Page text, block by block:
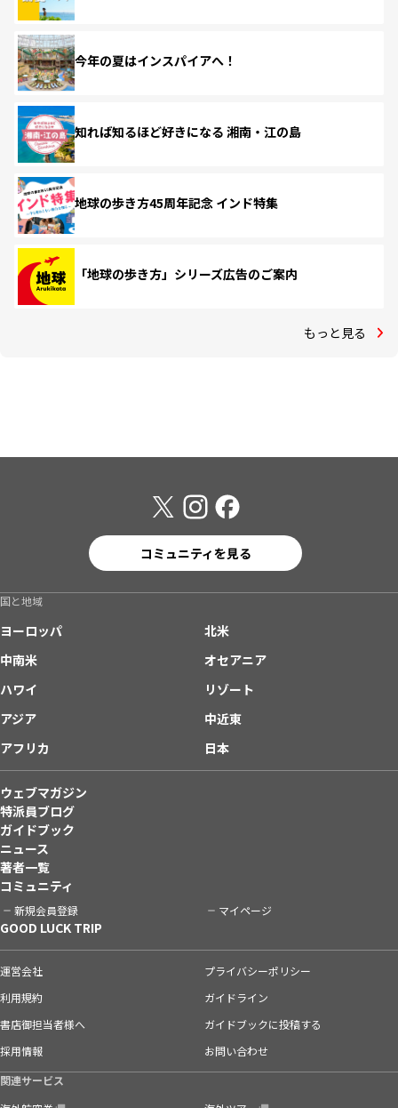
今年の夏はインスパイアへ！
知れば知るほど好きになる 湘南・江の島
地球の歩き方45周年記念 インド特集
「地球の歩き方」シリーズ広告のご案内
もっと見る
コミュニティを見る
国と地域
ヨーロッパ
北米
中南米
オセアニア
ハワイ
リゾート
アジア
中近東
アフリカ
日本
ウェブマガジン
特派員ブログ
ガイドブック
ニュース
著者一覧
コミュニティ
新規会員登録 マイページ
GOOD LUCK TRIP
運営会社
プライバシーポリシー
利用規約
ガイドライン
書店御担当者様へ
ガイドブックに投稿する
採用情報
お問い合わせ
関連サービス